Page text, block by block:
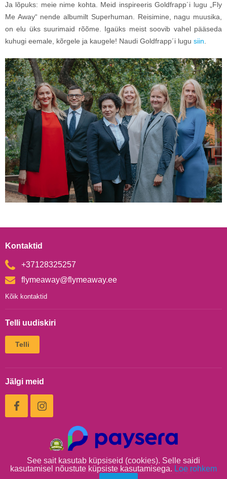
Ja lõpuks: meie nime kohta. Meid inspireeris Goldfrapp´i lugu „Fly
Me Away“ nende albumilt Superhuman. Reisimine, nagu muusika,
on elu üks suurimaid rõõme. Igaüks meist soovib vahel pääseda
kuhugi eemale, kõrgele ja kaugele! Naudi Goldfrapp´i lugu siin
Kontaktid
+37128325257
flymeaway@flymeaway.ee
Kõik kontaktid
Telli uudiskiri
Jälgi meid
© 2009-2026. FlyMeAway.lv / SIA Baltic Ad Hoc. TATO-2010-229.
See sait kasutab küpsiseid (cookies). Selle saidi
kasutamisel nõustute küpsiste kasutamisega. Loe rohkem